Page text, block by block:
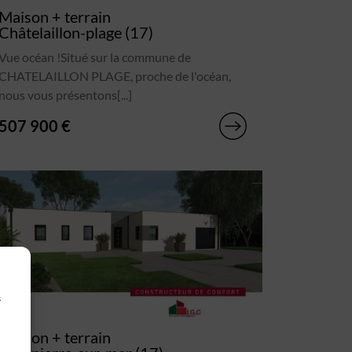
Maison + terrain
Châtelaillon-plage (17)
océan !Situé sur la commune de
CHATELAILLON PLAGE, proche de l'océan,
nous vous présentons[...]
507 900 €
Maison + terrain